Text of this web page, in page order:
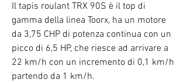
Il tapis roulant TRX 90S è il top di
gamma della linea Toorx, ha un motore
da 3,75 CHP di potenza continua con un
picco di 6,5 HP, che riesce ad arrivare a
22 km/h con un incremento di 0,1 km/h
partendo da 1 km/h.